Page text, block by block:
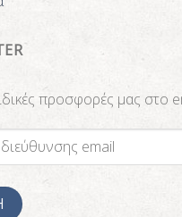
προσφορές μας στο